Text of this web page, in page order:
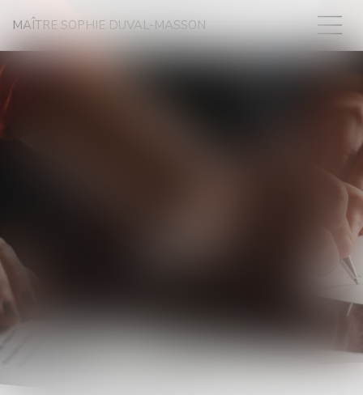
MAÎTRE SOPHIE DUVAL-MASSON